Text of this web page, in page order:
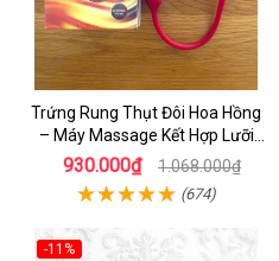
Trứng Rung Thụt Đôi Hoa Hồng
– Máy Massage Kết Hợp Lưỡi
Liếm Kích Thích Điểm G & Âm
Vật
930.000₫ 1.068.000₫
(674)
-11%